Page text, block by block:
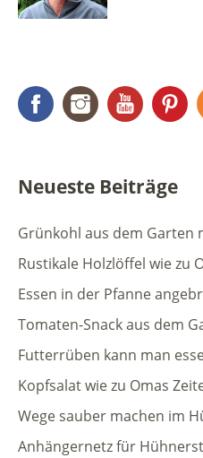
FacebookInstagramYouTube
Neueste Beiträge
Grünkohl aus dem Garten
Rustikale Holzlöffel wie zu
Essen in der Pfanne
Tomaten-Snack aus dem
Futterrüben kann man
Kopfsalat wie zu Omas
Wege sauber machen im
Anhängernetz für